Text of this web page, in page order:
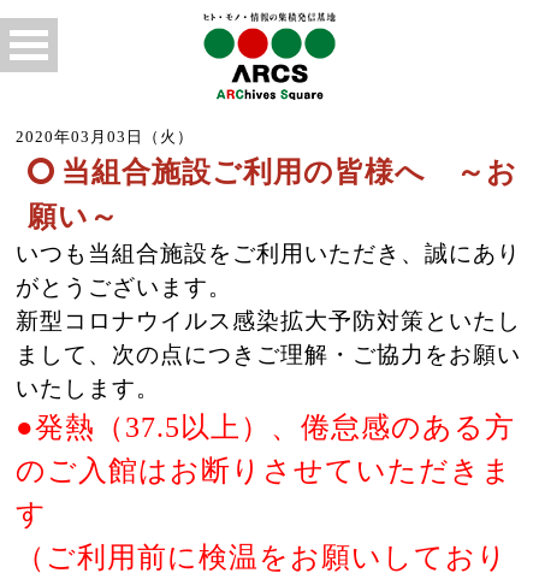
2020年03月03日（火）
当組合施設ご利用の皆様へ ～お
願い～
いつも当組合施設をご利用いただき、誠にあり
がとうございます。
新型コロナウイルス感染拡大予防対策といたし
まして、次の点につきご理解・ご協力をお願い
いたします。
●発熱（37.5以上）、倦怠感のある方
のご入館はお断りさせていただきま
す
（ご利用前に検温をお願いしており